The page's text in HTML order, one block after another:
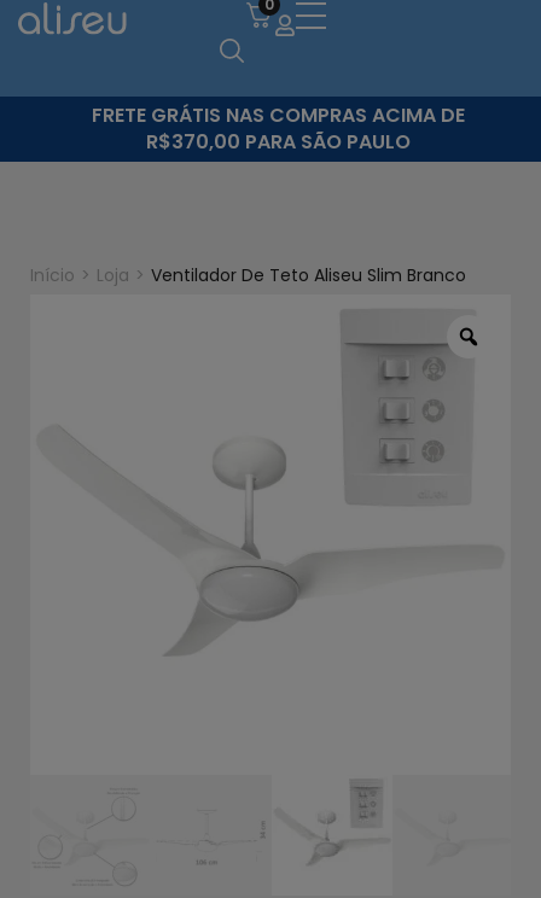
0
FRETE GRÁTIS NAS COMPRAS ACIMA DE
R$370,00 PARA SÃO PAULO
Início > Loja > Ventilador De Teto Aliseu Slim Branco